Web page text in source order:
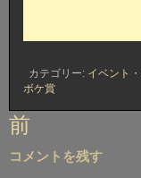
カテゴリー: イベント ・
ボケ賞
投
ナ
前
コメントを残す